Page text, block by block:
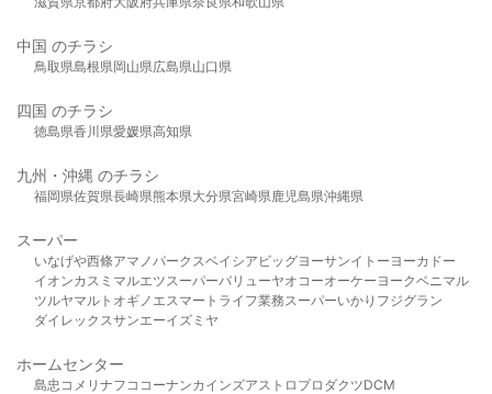
中国 のチラシ
鳥取県島根県岡山県広島県山口県
四国 のチラシ
徳島県香川県愛媛県高知県
九州・沖縄 のチラシ
福岡県佐賀県長崎県熊本県大分県宮崎県鹿児島県沖縄県
スーパー
いなげや西條アマノパークスベイシア ビッグヨーサンイトーヨーカドー
イオンカスミ マルエツスーパーバリューヤオコーオーケー ヨークベニマル
ツルヤマルト オギノ エスマート ライフ業務スーパーいかり フジグラン
ダイレックスサンエーイズミヤ
ホームセンター
島忠 コメリ ナフコ コーナンカインズアストロプロダクツDCM